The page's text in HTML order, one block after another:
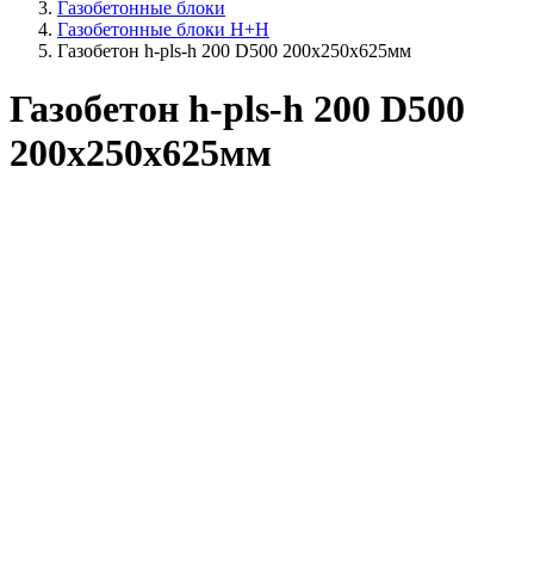
Газобетонные блоки
Газобетонные блоки H+H
Газобетон h-pls-h 200 D500 200х250х625мм
Газобетон h-pls-h 200 D500
200х250х625мм